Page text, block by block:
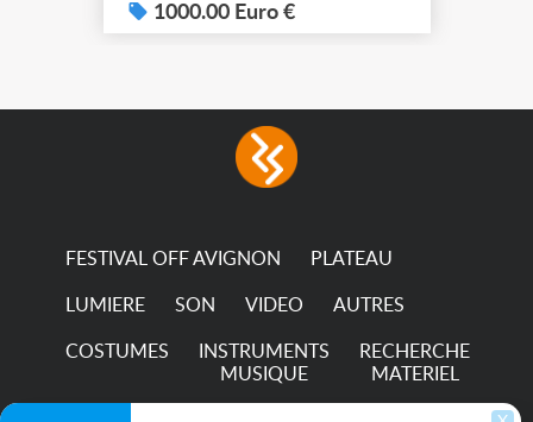
1000.00 Euro €
FESTIVAL OFF AVIGNON PLATEAU
LUMIERE SON VIDEO AUTRES
COSTUMES
INSTRUMENTS
MUSIQUE
RECHERCHE
MATERIEL